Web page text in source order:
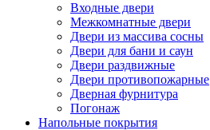
Входные двери
Межкомнатные двери
Двери из массива сосны
Двери для бани и саун
Двери раздвижные
Двери противопожарные
Дверная фурнитура
Погонаж
Напольные покрытия